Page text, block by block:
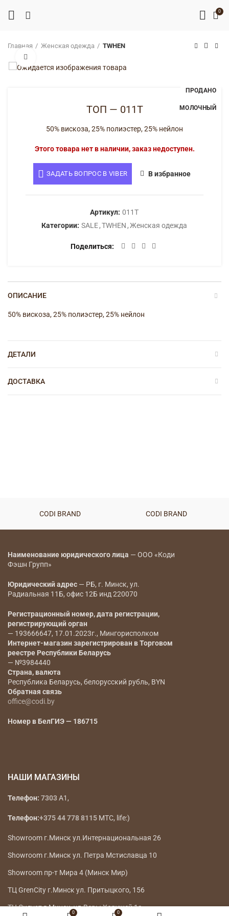
0
Главная Женская одежда TWHEN
ПРОДАНО
МОЛОЧНЫЙ
ТОП — 011T
50% вискоза, 25% полиэстер, 25% нейлон
Этого товара нет в наличии, заказ недоступен.
ЗАДАТЬ ВОПРОС В VIBER В избранное
Артикул: 011T
Категории: SALE,TWHEN ,Женская одежда
Поделиться
ОПИСАНИЕ
50% вискоза, 25% полиэстер, 25% нейлон
ДЕТАЛИ
ДОСТАВКА
CODI BRAND CODI BRAND
Наименование юридического лица — ООО «Коди
Фэшн Групп»
Юридический адрес — РБ, г. Минск, ул.
Радиальная 11Б, офис 12Б инд 220070
Регистрационный номер, дата регистрации,
регистрирующий орган
— 193666647, 17.01.2023г., Мингорисполком
Интернет-магазин зарегистрирован в Торговом
реестре Республики Беларусь
— №3984440
Страна, валюта
Республика Беларусь, белорусский рубль, BYN
Обратная связь
office@codi.by
Номер в БелГИЭ — 186715
НАШИ МАГАЗИНЫ
Телефон: 7303A1,
Телефон:+375 44 778 8115 МТС, life:)
Showroom г.Минск ул.Интернациональная 26
Showroom г.Минск ул. Петра Мстиславца 10
Showroom пр-т Мира 4 (Минск Мир)
ТЦ GrenCity г.Минск ул. Притыцкого, 156
ТЦ Силуэт г.Минск, ул.Веры Хоружей 1а
0 0